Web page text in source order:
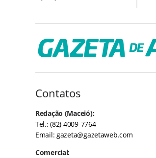
Contatos
Redação (Maceió):
Tel.: (82) 4009-7764
Email:gazeta@gazetaweb.com
Comercial: